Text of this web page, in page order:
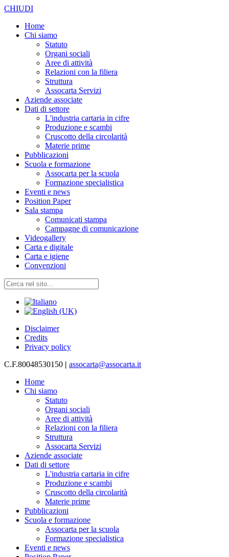
CHIUDI
Home
Chi siamo
Statuto
Organi sociali
Aree di attività
Relazioni con la filiera
Struttura
Assocarta Servizi
Aziende associate
Dati di settore
L'industria cartaria in cifre
Produzione e scambi
Cruscotto della circolarità
Materie prime
Pubblicazioni
Scuola e formazione
Assocarta per la scuola
Formazione specialistica
Eventi e news
Position Paper
Sala stampa
Comunicati stampa
Campagne di comunicazione
Videogallery
Carta e digitale
Carta e igiene
Convenzioni
Disclaimer
Credits
Privacy policy
C.F.80048530150 | assocarta@assocarta.it
Home
Chi siamo
Statuto
Organi sociali
Aree di attività
Relazioni con la filiera
Struttura
Assocarta Servizi
Aziende associate
Dati di settore
L'industria cartaria in cifre
Produzione e scambi
Cruscotto della circolarità
Materie prime
Pubblicazioni
Scuola e formazione
Assocarta per la scuola
Formazione specialistica
Eventi e news